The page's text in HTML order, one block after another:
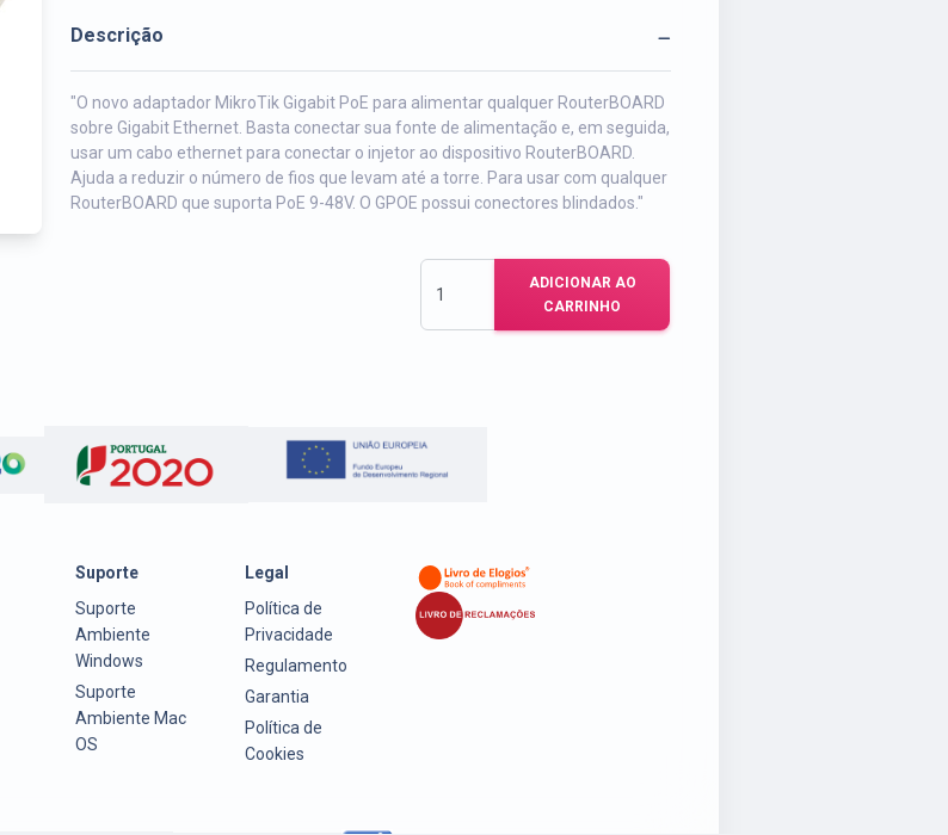
Descrição
"O novo adaptador MikroTik Gigabit PoE para alimentar qualquer RouterBOARD
sobre Gigabit Ethernet. Basta conectar sua fonte de alimentação e, em seguida,
usar um cabo ethernet para conectar o injetor ao dispositivo RouterBOARD.
Ajuda a reduzir o número de fios que levam até a torre. Para usar com qualquer
RouterBOARD que suporta PoE 9-48V. O GPOE possui conectores blindados."
ADICIONAR AO
CARRINHO
Suporte
Suporte
Ambiente
Windows
Suporte
Ambiente Mac
OS
Legal
Política de
Privacidade
Regulamento
Garantia
Política de
Cookies